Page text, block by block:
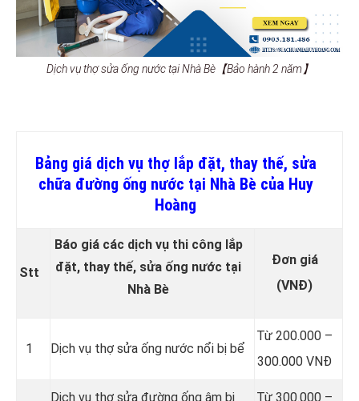
Dịch vụ thợ sửa ống nước tại Nhà Bè【Bảo hành 2 năm】
Bảng giá dịch vụ thợ lắp đặt, thay thế, sửa
chữa đường ống nước tại Nhà Bè của Huy
Hoàng
Stt
Báo giá các dịch vụ thi công lắp
đặt, thay thế, sửa ống nước tại
Nhà Bè
Đơn giá
(VNĐ)
1 Dịch vụ thợ sửa ống nước nổi bị bể
Từ 200.000 –
300.000 VNĐ
Dịch vụ thợ sửa đường ống âm bị
Từ 300.000 –